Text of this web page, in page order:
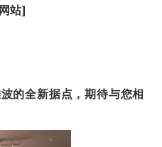
站]
波的全新据点，期待与您相